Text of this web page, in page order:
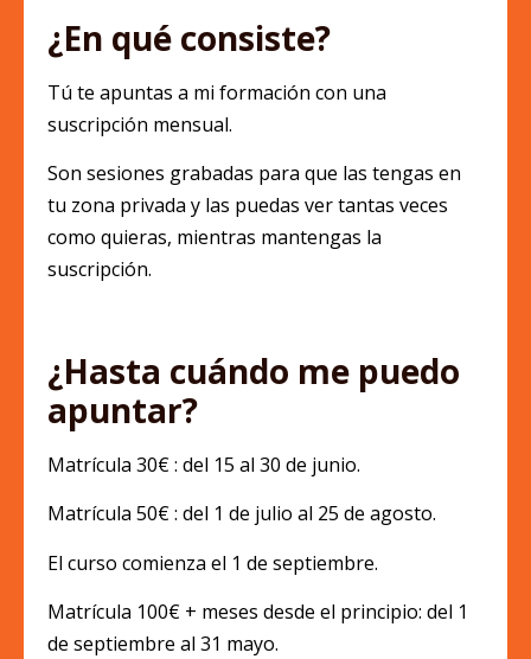
¿En qué consiste?
Tú te apuntas a mi formación con una
suscripción mensual.
Son sesiones grabadas para que las tengas en
tu zona privada y las puedas ver tantas veces
como quieras, mientras mantengas la
suscripción.
¿Hasta cuándo me puedo
apuntar?
Matrícula 30€ : del 15 al 30 de junio.
Matrícula 50€ : del 1 de julio al 25 de agosto.
El curso comienza el 1 de septiembre.
Matrícula 100€ + meses desde el principio: del 1
de septiembre al 31 mayo.